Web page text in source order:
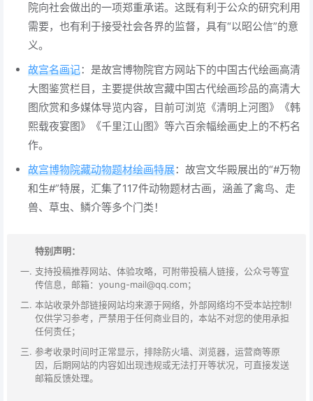
院向社会做出的一项郑重承诺。这既有利于公众的研究利用
需要，也有利于接受社会各界的监督，具有“以昭公信”的意
义。
故宫名画记：是故宫博物院官方网站下的中国古代绘画高清
大图鉴赏栏目，主要提供故宫藏中国古代绘画珍品的高清大
图欣赏和多媒体导览内容，目前可浏览《清明上河图》《韩
熙载夜宴图》《千里江山图》等六百余幅绘画史上的不朽名
作。
故宫博物院藏动物题材绘画特展：故宫文华殿展出的“#万物
和生#”特展，汇集了117件动物题材古画，涵盖了禽鸟、走
兽、草虫、鳞介等多个门类！
特别声明：
支持投稿推荐网站、体验攻略，可附带投稿人链接，公众号等宣
传信息，邮箱：young-mail@qq.com；
本站收录外部链接网站均来源于网络，外部网络均不受本站控制!
仅供学习参考，严禁用于任何商业目的，本站不对您的使用承担
任何责任；
参考收录时间时正常显示，排除防火墙、浏览器，运营商等原
因，后期网站的内容如出现违规或无法打开等状况，可直接发送
邮箱反馈处理。